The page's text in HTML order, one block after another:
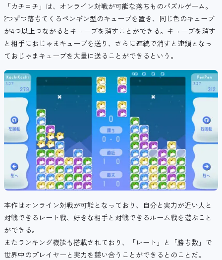
「カチコチ」は、 オンライン対戦が可能な落ち ものパズルゲーム。
2つずつ落ちてくるペンギン型のキューブを置き、同じ色のキューブ
が4つ以上つながるとキューブを消すことができる。キューブを消す
と相手におじゃまキューブを送り、さらに連続で消すと連鎖となっ
ておじゃまキューブを大量に送ることができるという。
本作はオンライン対戦が可能となっており、自分と実力が近い人と
対戦できるレート戦、好きな相手と対戦できるルーム戦を遊ぶこと
ができる。
またランキング機能も搭載されており、
「レート」と「勝ち数」で
世界中のプレイヤーと実力を競い合うことができるとのことだ。